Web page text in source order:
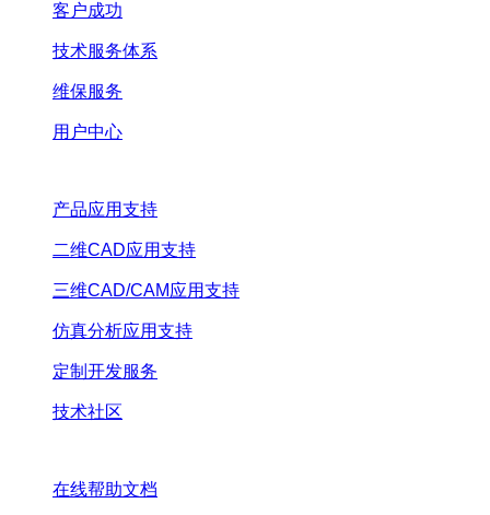
客户成功
技术服务体系
维保服务
用户中心
产品应用支持
二维CAD应用支持
三维CAD/CAM应用支持
仿真分析应用支持
定制开发服务
技术社区
在线帮助文档